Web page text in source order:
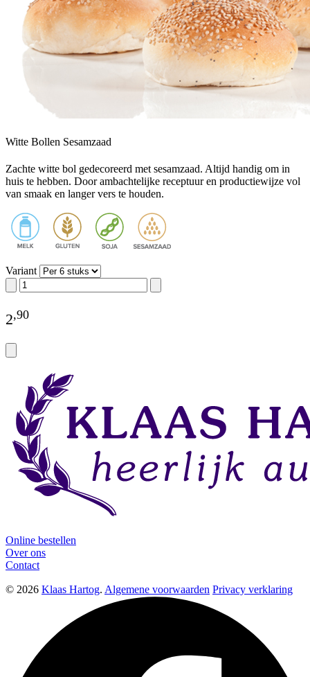
Witte Bollen Sesamzaad
Zachte witte bol gedecoreerd met sesamzaad. Altijd handig om in
huis te hebben. Door ambachtelijke receptuur en productiewijze vol
van smaak en langer vers te houden.
Variant
2,90
Online bestellen
Over ons
Contact
© 2026 Klaas Hartog. Algemene voorwaarden Privacy verklaring